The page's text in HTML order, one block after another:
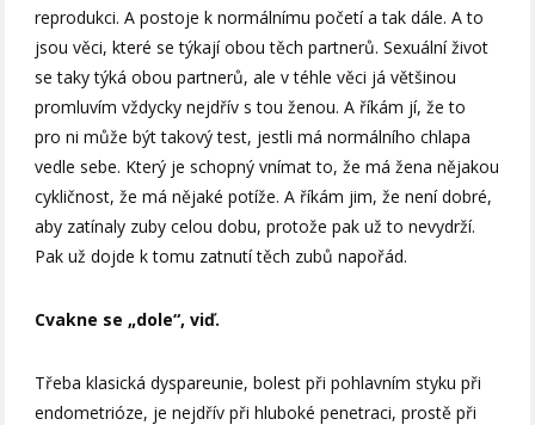
reprodukci. A postoje k normálnímu početí a tak dále. A to
jsou věci, které se týkají obou těch partnerů. Sexuální život
se taky týká obou partnerů, ale v téhle věci já většinou
promluvím vždycky nejdřív s tou ženou. A říkám jí, že to
pro ni může být takový test, jestli má normálního chlapa
vedle sebe. Který je schopný vnímat to, že má žena nějakou
cykličnost, že má nějaké potíže. A říkám jim, že není dobré,
aby zatínaly zuby celou dobu, protože pak už to nevydrží.
Pak už dojde k tomu zatnutí těch zubů napořád.
Cvakne se „dole“, viď.
Třeba klasická dyspareunie, bolest při pohlavním styku při
endometrióze, je nejdřív při hluboké penetraci, prostě při